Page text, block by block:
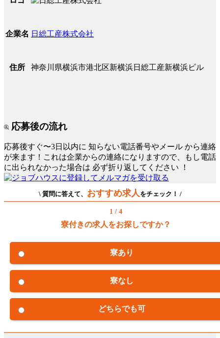
企業名 日総工産株式会社
住所 神奈川県横浜市港北区新横浜日総工産新横浜ビル
応募後の流れ
応募後すぐ〜3日以内に 知らない電話番号やメール から連絡
が来ます！これは企業からの連絡になりますので、もし電話
に出られなかった場合は 必ず折り返してください ！
\ 質問に答えて、 おすすめ求人をチェック！ /
1 / 4
寮付きの求人をお探しですか？
寮あり
寮なし
どちらでも可